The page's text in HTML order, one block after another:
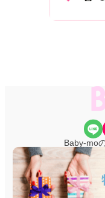
Share Icon
Baby-mo